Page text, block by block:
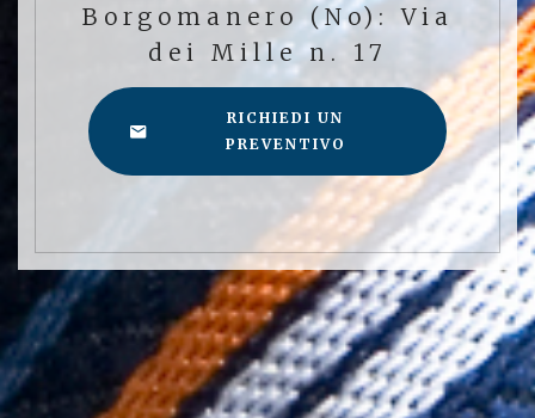
Borgomanero (No): Via
dei Mille n. 17
RICHIEDI UN
PREVENTIVO